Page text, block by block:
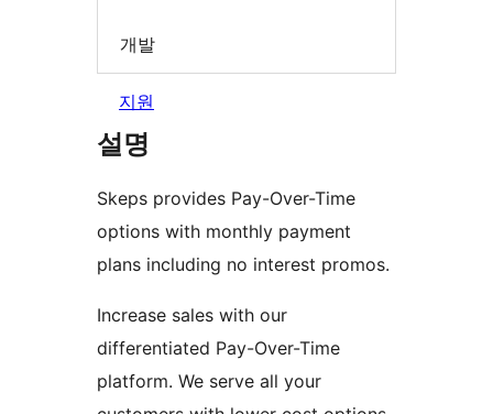
개발
지원
설명
Skeps provides Pay-Over-Time
options with monthly payment
plans including no interest promos.
Increase sales with our
differentiated Pay-Over-Time
platform. We serve all your